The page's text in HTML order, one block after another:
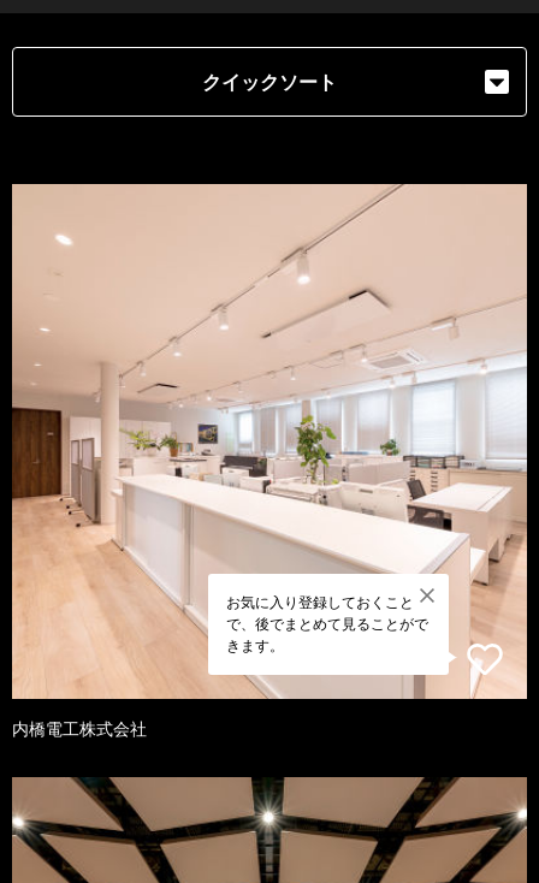
クイックソート
お気に入り登録しておくこと
で、後でまとめて見ることがで
きます。
内橋電工株式会社